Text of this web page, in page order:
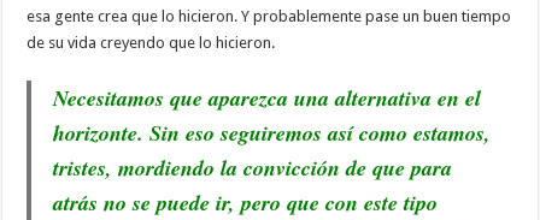
esa gente crea que lo hicieron. Y probablemente pase un buen tiempo
de su vida creyendo que lo hicieron.
Necesitamos que aparezca una alternativa en el
horizonte. Sin eso seguiremos así como estamos,
tristes, mordiendo la convicción de que para
atrás no se puede ir, pero que con este tipo